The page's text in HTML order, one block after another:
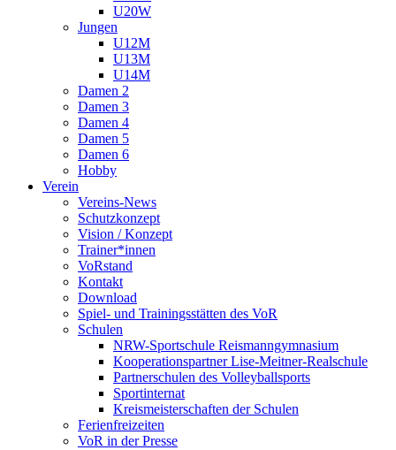
U20W
Jungen
U12M
U13M
U14M
Damen 2
Damen 3
Damen 4
Damen 5
Damen 6
Hobby
Verein
Vereins-News
Schutzkonzept
Vision / Konzept
Trainer*innen
VoRstand
Kontakt
Download
Spiel- und Trainingsstätten des VoR
Schulen
NRW-Sportschule Reismanngymnasium
Kooperationspartner Lise-Meitner-Realschule
Partnerschulen des Volleyballsports
Sportinternat
Kreismeisterschaften der Schulen
Ferienfreizeiten
VoR in der Presse